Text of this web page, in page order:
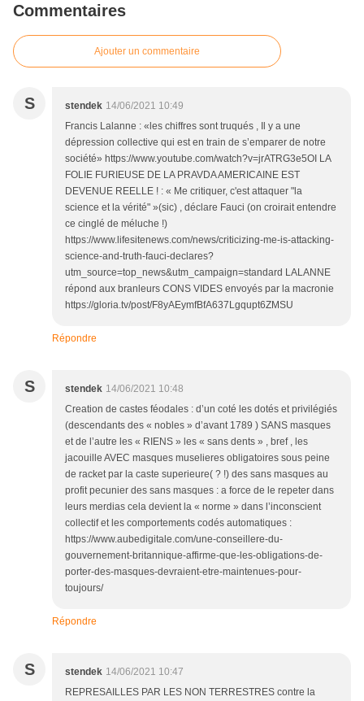
Commentaires
Ajouter un commentaire
S stendek 14/06/2021 10:49
Francis Lalanne : «les chiffres sont truqués , Il y a une
dépression collective qui est en train de s’emparer de notre
société» https://www.youtube.com/watch?v=jrATRG3e5OI LA
FOLIE FURIEUSE DE LA PRAVDA AMERICAINE EST
DEVENUE REELLE ! : « Me critiquer, c'est attaquer "la
science et la vérité" »(sic) , déclare Fauci (on croirait entendre
ce cinglé de méluche !)
https://www.lifesitenews.com/news/criticizing-me-is-attacking-
science-and-truth-fauci-declares?
utm_source=top_news&utm_campaign=standard LALANNE
répond aux branleurs CONS VIDES envoyés par la macronie
https://gloria.tv/post/F8yAEymfBfA637Lgqupt6ZMSU
Répondre
S stendek 14/06/2021 10:48
Creation de castes féodales : d’un coté les dotés et privilégiés
(descendants des « nobles » d’avant 1789 ) SANS masques
et de l’autre les « RIENS » les « sans dents » , bref , les
jacouille AVEC masques muselieres obligatoires sous peine
de racket par la caste superieure( ? !) des sans masques au
profit pecunier des sans masques : a force de le repeter dans
leurs merdias cela devient la « norme » dans l’inconscient
collectif et les comportements codés automatiques :
https://www.aubedigitale.com/une-conseillere-du-
gouvernement-britannique-affirme-que-les-obligations-de-
porter-des-masques-devraient-etre-maintenues-pour-
toujours/
Répondre
S stendek 14/06/2021 10:47
REPRESAILLES PAR LES NON TERRESTRES contre la